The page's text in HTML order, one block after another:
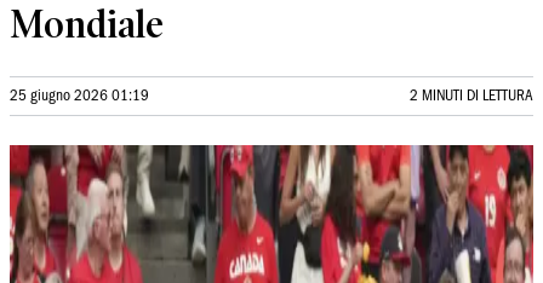
Mondiale
25 giugno 2026 01:19 2 MINUTI DI LETTURA